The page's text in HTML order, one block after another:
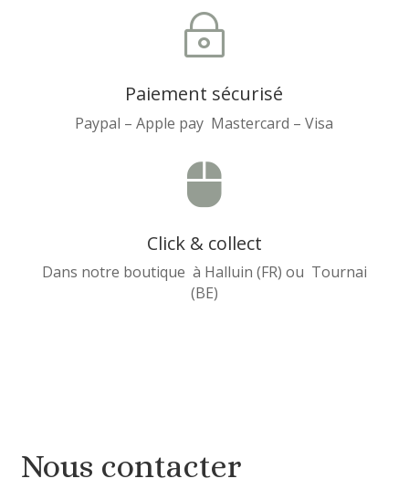
~
Paiement sécurisé
Paypal – Apple pay Mastercard – Visa

Click & collect
Dans notre boutique à Halluin (FR) ou Tournai
(BE)
Nous contacter